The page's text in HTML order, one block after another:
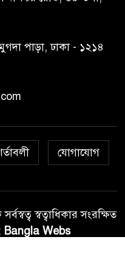
ঢাকাসহ ১০ অঞ্চলে
পূর্বাভাস
সঙ্গে দেখা করে স্বপ্নপূরণ
রাষ্ট্রপতি নির্বাচন,
পাড়া, ঢাকা - ১২১৪
যোগাযোগ
স্বত্বাধিকার সংরক্ষিত
Bangla Webs